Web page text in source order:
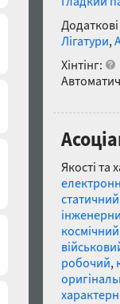
Лігатури,
Хінтінг:
Якості та
статичний
космічний
робочий,